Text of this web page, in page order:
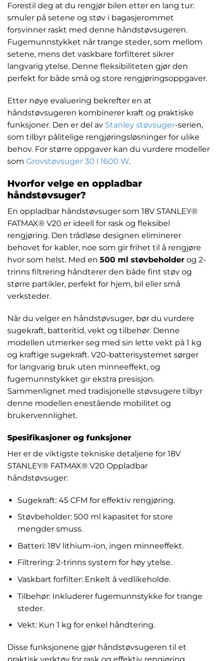
Forestil deg at du rengjør bilen etter en lang tur:
smuler på setene og støv i bagasjerommet
forsvinner raskt med denne håndstøvsugeren.
Fugemunnstykket når trange steder, som mellom
setene, mens det vaskbare forfilteret sikrer
langvarig ytelse. Denne fleksibiliteten gjør den
perfekt for både små og store rengjøringsoppgaver.
Etter nøye evaluering bekrefter en at
håndstøvsugeren kombinerer kraft og praktiske
funksjoner. Den er del av Stanley støvsuger-serien,
som tilbyr pålitelige rengjøringsløsninger for ulike
behov. For større oppgaver kan du vurdere modeller
som Grovstøvsuger 30 l 1600 W.
Hvorfor velge en oppladbar
håndstøvsuger?
En oppladbar håndstøvsuger som 18V STANLEY®
FATMAX® V20 er ideell for rask og fleksibel
rengjøring. Den trådløse designen eliminerer
behovet for kabler, noe som gir frihet til å rengjøre
hvor som helst. Med en 500 ml støvbeholder og 2-
trinns filtrering håndterer den både fint støv og
større partikler, perfekt for hjem, bil eller små
verksteder.
Når du velger en håndstøvsuger, bør du vurdere
sugekraft, batteritid, vekt og tilbehør. Denne
modellen utmerker seg med sin lette vekt på 1 kg
og kraftige sugekraft. V20-batterisystemet sørger
for langvarig bruk uten minneeffekt, og
fugemunnstykket gir ekstra presisjon.
Sammenlignet med tradisjonelle støvsugere tilbyr
denne modellen enestående mobilitet og
brukervennlighet.
Spesifikasjoner og funksjoner
Her er de viktigste tekniske detaljene for 18V
STANLEY® FATMAX® V20 Oppladbar
håndstøvsuger:
Sugekraft: 45 CFM for effektiv rengjøring.
Støvbeholder: 500 ml kapasitet for store
mengder smuss.
Batteri: 18V lithium-ion, ingen minneeffekt.
Filtrering: 2-trinns system for høy ytelse.
Vaskbart forfilter: Enkelt å vedlikeholde.
Tilbehør: Inkluderer fugemunnstykke for trange
steder.
Vekt: Kun 1 kg for enkel håndtering.
Disse funksjonene gjør håndstøvsugeren til et